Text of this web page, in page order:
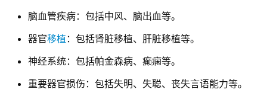
脑血管疾病：包括中风、脑出血等。
器官移植 ：包括肾脏移植、肝脏移植等。
神经系统：包括帕金森病、癫痫等。
重要器官损伤：包括失明、失聪、丧失言语能力等。